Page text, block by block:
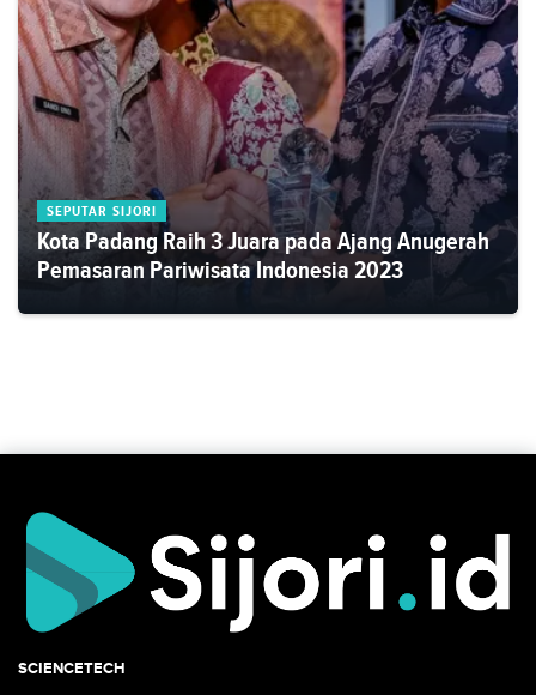
SEPUTAR SIJORI
Kota Padang Raih 3 Juara pada Ajang Anugerah
Pemasaran Pariwisata Indonesia 2023
SCIENCETECH